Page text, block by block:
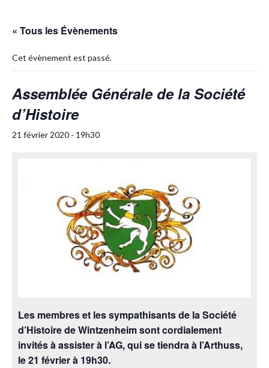
« Tous les Évènements
Cet évènement est passé.
Assemblée Générale de la Société
d’Histoire
21 février 2020 - 19h30
Les membres et les sympathisants de la Société
d’Histoire de Wintzenheim sont cordialement
invités à assister à l’AG, qui se tiendra à l’Arthuss,
le 21 février à 19h30.